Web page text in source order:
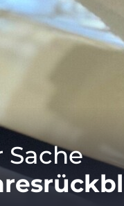
Sache